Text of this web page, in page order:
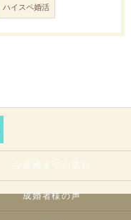
ハイスペ婚活
ご成婚までの流れ
成婚者様の声